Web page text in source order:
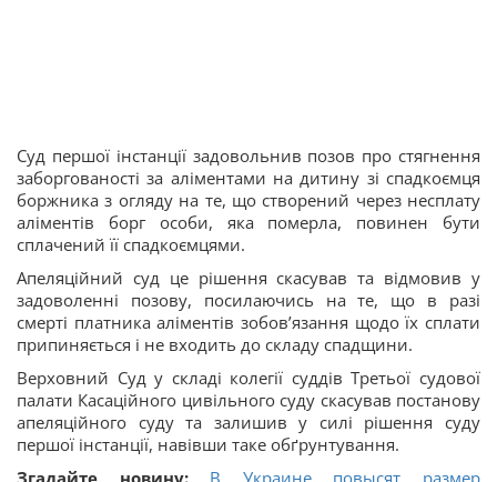
Суд першої інстанції задовольнив позов про стягнення
заборгованості за аліментами на дитину зі спадкоємця
боржника з огляду на те, що створений через несплату
аліментів борг особи, яка померла, повинен бути
сплачений її спадкоємцями.
Апеляційний суд це рішення скасував та відмовив у
задоволенні позову, посилаючись на те, що в разі
смерті платника аліментів зобов’язання щодо їх сплати
припиняється і не входить до складу спадщини.
Верховний Суд у складі колегії суддів Третьої судової
палати Касаційного цивільного суду скасував постанову
апеляційного суду та залишив у силі рішення суду
першої інстанції, навівши таке обґрунтування.
Згадайте новину:
В Украине повысят размер